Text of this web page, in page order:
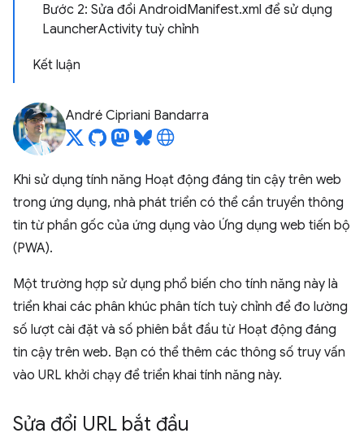
Bước 2: Sửa đổi AndroidManifest.xml để sử dụng
LauncherActivity tuỳ chỉnh
Kết luận
André Cipriani Bandarra
Khi sử dụng tính năng Hoạt động đáng tin cậy trên web
trong ứng dụng, nhà phát triển có thể cần truyền thông
tin từ phần gốc của ứng dụng vào Ứng dụng web tiến bộ
(PWA).
Một trường hợp sử dụng phổ biến cho tính năng này là
triển khai các phân khúc phân tích tuỳ chỉnh để đo lường
số lượt cài đặt và số phiên bắt đầu từ Hoạt động đáng
tin cậy trên web. Bạn có thể thêm các thông số truy vấn
vào URL khởi chạy để triển khai tính năng này.
Sửa đổi URL bắt đầu